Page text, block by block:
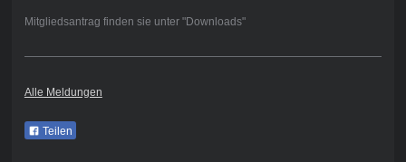
Mitgliedsantrag finden sie unter "Downloads"
Alle Meldungen
Teilen